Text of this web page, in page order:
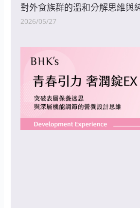
對外食族群的溫和分解思維與
2026/05/27